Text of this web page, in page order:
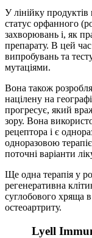
У лінійку
статус орфанного
захворювань і, як
препарату. В цей
випробувань та
мутаціями.
Вона також
націлену на
прогресує, який
зору. Вона
рецептора і є
одноразовою
поточні варіанти
Ще одна терапія у
регенеративна
суглобового хряща
остеоартриту.
Lyell